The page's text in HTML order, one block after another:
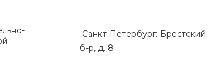
Санкт-Петербург: Брестский
б-р, д. 8